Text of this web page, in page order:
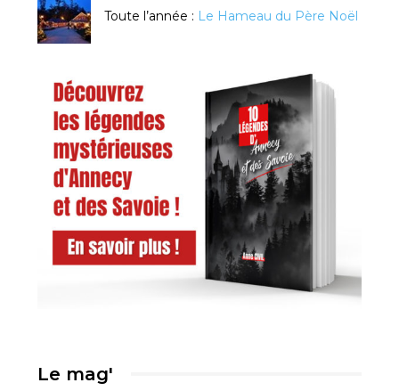
Toute l’année : Le Hameau du Père Noël
Le mag'